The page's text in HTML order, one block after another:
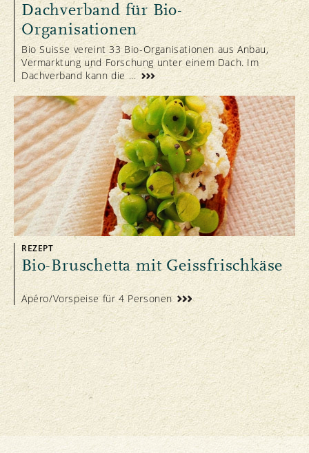
Dachverband für Bio-
Organisationen
Bio Suisse vereint 33 Bio-Organisationen aus Anbau,
Vermarktung und Forschung unter einem Dach. Im
Dachverband kann die ...
REZEPT
Bio-Bruschetta mit Geissfrischkäse
Apéro/Vorspeise für 4 Personen